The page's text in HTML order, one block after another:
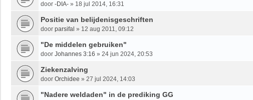
door -DIA- » 18 jul 2014, 16:31
Positie van belijdenisgeschriften
door parsifal » 12 aug 2011, 09:12
"De middelen gebruiken"
door Johannes 3:16 » 24 jun 2024, 20:53
Ziekenzalving
door Orchidee » 27 jul 2024, 14:03
"Nadere weldaden" in de prediking GG